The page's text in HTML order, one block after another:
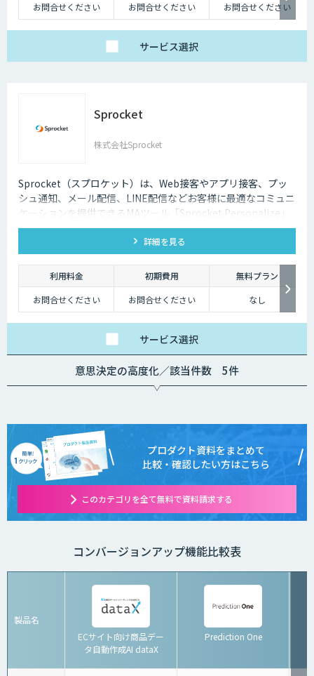
お問合せください
お問合せください お問合せください
サービス選択
Sprocket
株式会社Sprocket
Sprocket（スプロケット）は、Web接客やアプリ接客、プッ
シュ通知、メール配信、LINE配信などお客様に最適なコミュニ
ケーションを提供できるMAツール「Sprocket Personalize」
を提供しています。
詳細を見る
利用料金 初期費用
無料プラン
お問合せください
お問合せください なし
サービス選択
意思決定の高度化／該当件数 5件
プロダクト資料をまとめて
比較・確認したい方はこちら
このカテゴリを全て無料で資料請求する
コンバージョンアップ機能比較表
製品名
ECサイト向け商品デー
タ自動作成AI dataX
Prediction One